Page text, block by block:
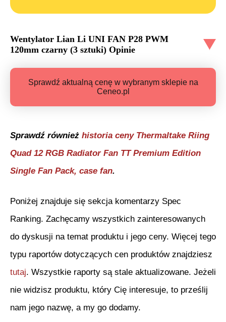
Wentylator Lian Li UNI FAN P28 PWM
120mm czarny (3 sztuki) Opinie
Sprawdź aktualną cenę w wybranym sklepie na
Ceneo.pl
Sprawdź również historia ceny Thermaltake Riing
Quad 12 RGB Radiator Fan TT Premium Edition
Single Fan Pack, case fan.
Poniżej znajduje się sekcja komentarzy Spec
Ranking. Zachęcamy wszystkich zainteresowanych
do dyskusji na temat produktu i jego ceny. Więcej tego
typu raportów dotyczących cen produktów znajdziesz
tutaj. Wszystkie raporty są stale aktualizowane. Jeżeli
nie widzisz produktu, który Cię interesuje, to prześlij
nam jego nazwę, a my go dodamy.